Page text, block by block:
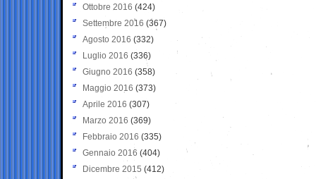
Ottobre 2016 (424)
Settembre 2016 (367)
Agosto 2016 (332)
Luglio 2016 (336)
Giugno 2016 (358)
Maggio 2016 (373)
Aprile 2016 (307)
Marzo 2016 (369)
Febbraio 2016 (335)
Gennaio 2016 (404)
Dicembre 2015 (412)